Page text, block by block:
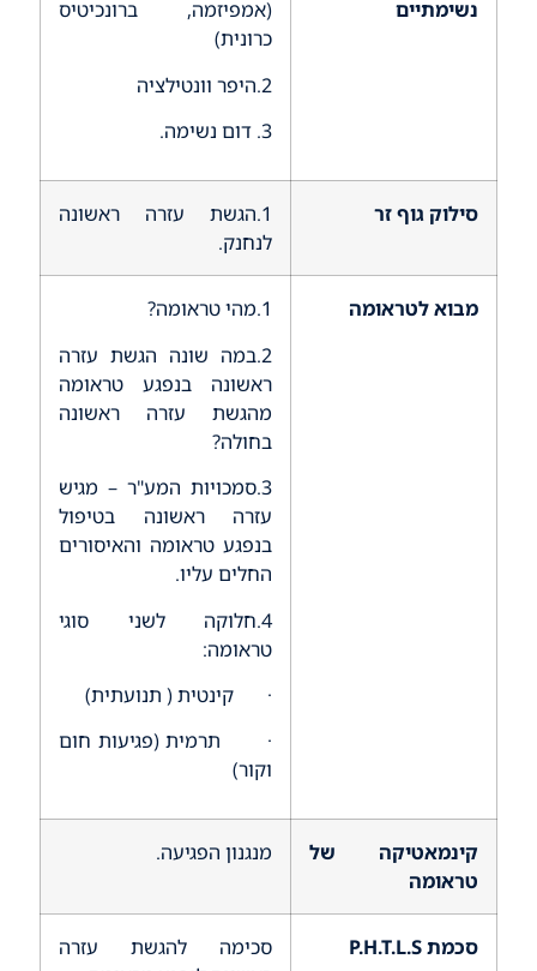
נשימתיים
(אמפיזמה, ברונכיטיס
כרונית)
2.היפר וונטילציה
3. דום נשימה.
סילוק גוף זר
1.הגשת עזרה ראשונה
לנחנק.
מבוא לטראומה
1.מהי טראומה?
2.במה שונה הגשת עזרה
ראשונה בנפגע טראומה
מהגשת עזרה ראשונה
בחולה?
3.סמכויות המע"ר – מגיש
עזרה ראשונה בטיפול
בנפגע טראומה והאיסורים
החלים עליו.
4.חלוקה לשני סוגי
טראומה:
· קינטית ( תנועתית)
· תרמית (פגיעות חום
וקור)
קינמאטיקה של
טראומה
מנגנון הפגיעה.
סכמתP.H.T.L.S
סכימה להגשת עזרה